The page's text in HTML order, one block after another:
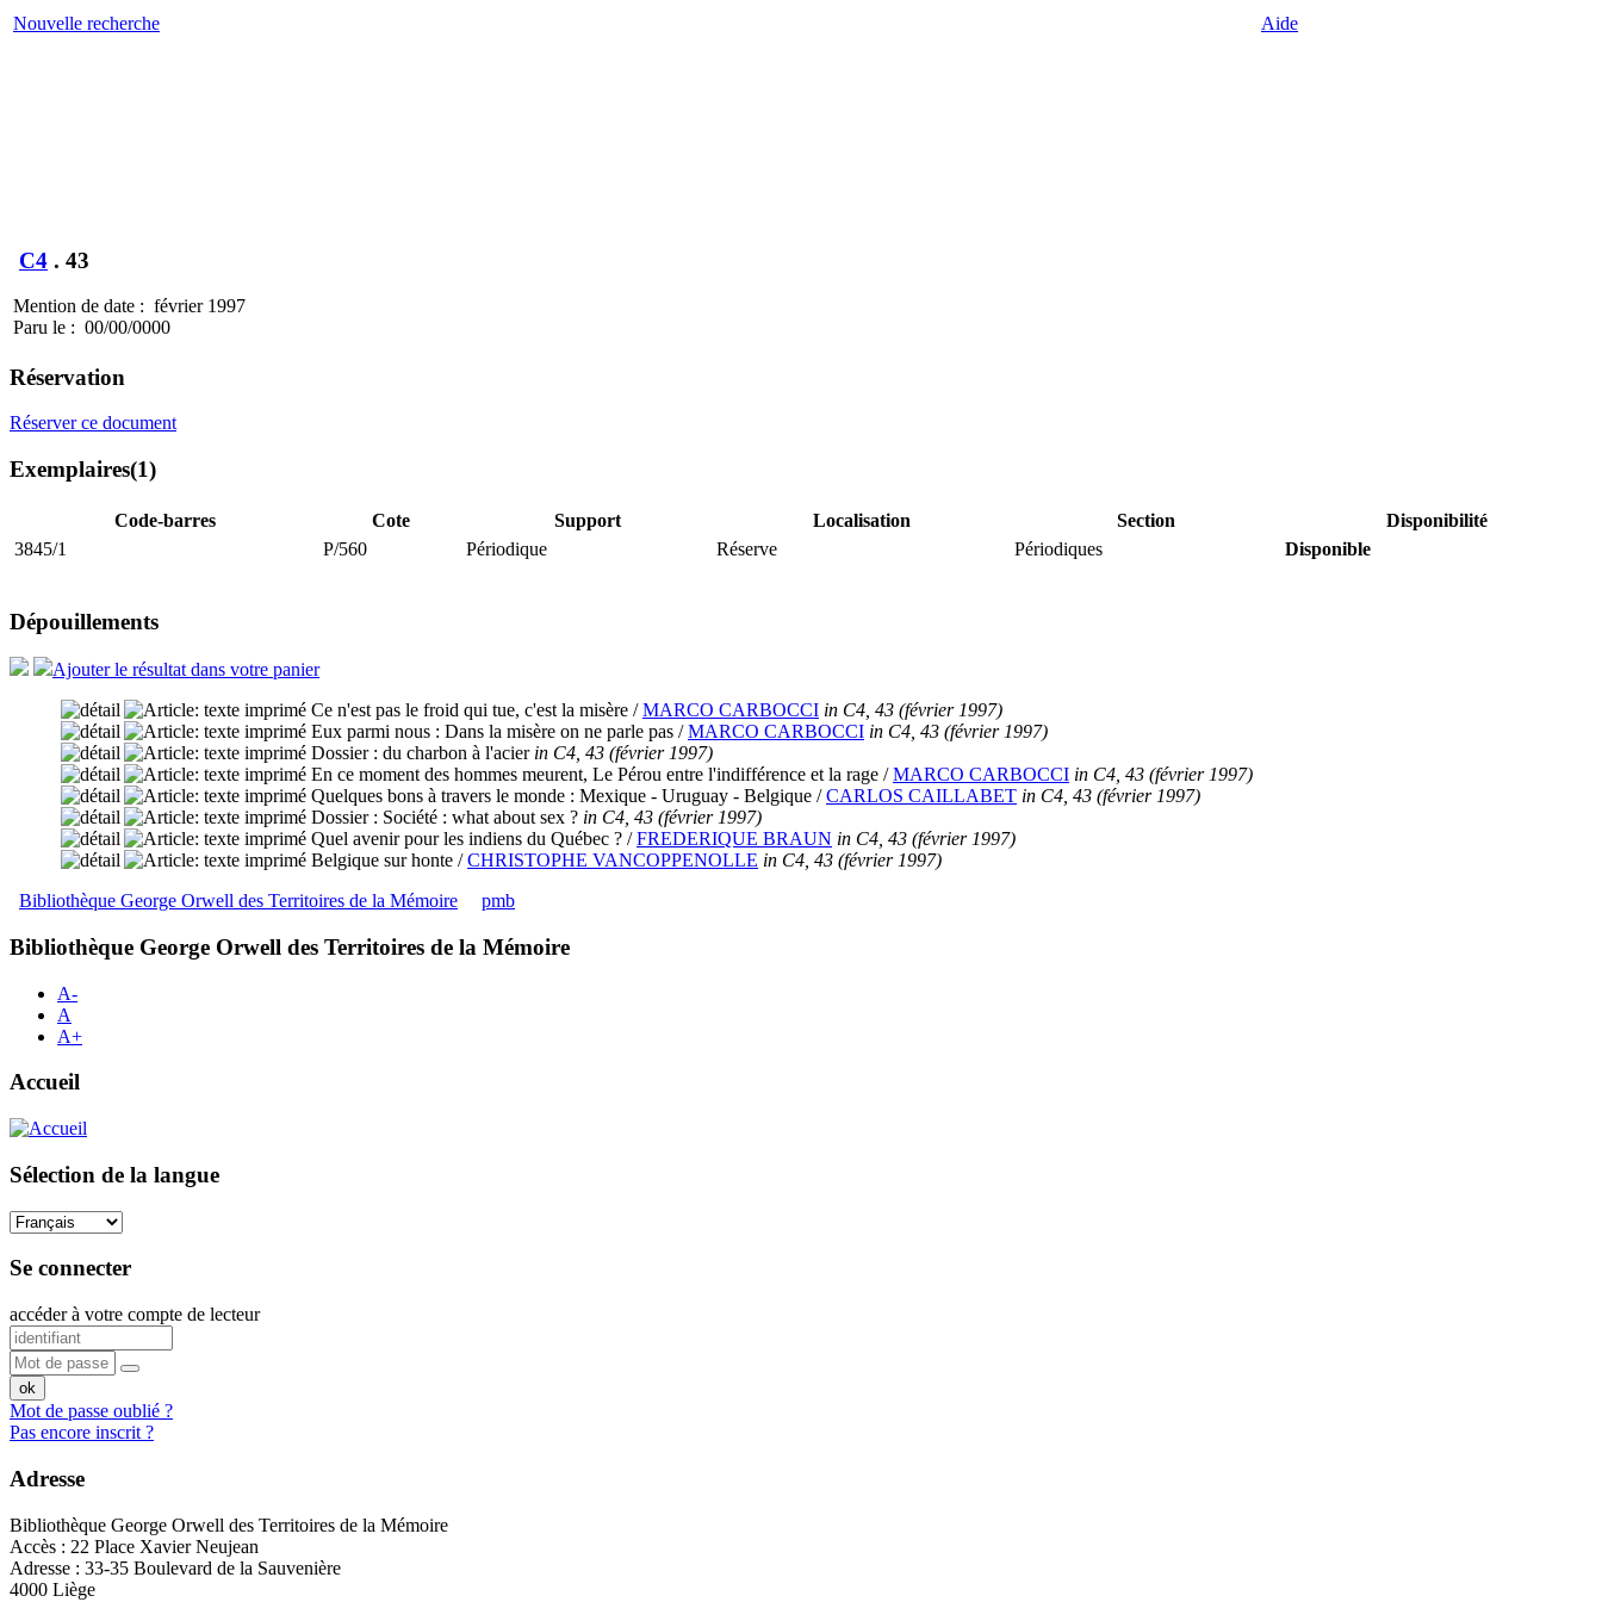
Nouvelle recherche Aide
C4 . 43
Mention de date : février 1997
Paru le : 00/00/0000
Réservation
Réserver ce document
Exemplaires(1)
Code-barres Cote Support Localisation Section
Disponibilité
3845/1
P/560 Périodique Réserve Périodiques Disponible
Dépouillements
Ajouter le résultat dans votre panier
Ce n'est pas le froid qui tue, c'est la misère /MARCO CARBOCCI in C4, 43 (février 1997)
Eux parmi nous : Dans la misère on ne parle pas /MARCO CARBOCCI in C4, 43 (février 1997)
Dossier : du charbon à l'acier in C4, 43 (février 1997)
En ce moment des hommes meurent, Le Pérou entre l'indifférence et la rage /MARCO CARBOCCI in C4, 43 (février 1997)
Quelques bons à travers le monde : Mexique - Uruguay - Belgique /CARLOS CAILLABET in C4, 43 (février 1997)
Dossier : Société : what about sex ? in C4, 43 (février 1997)
Quel avenir pour les indiens du Québec ? /FREDERIQUE BRAUN in C4, 43 (février 1997)
Belgique sur honte /CHRISTOPHE VANCOPPENOLLE in C4, 43 (février 1997)
Bibliothèque George Orwell des Territoires de la Mémoire
pmb
Bibliothèque George Orwell des Territoires de la Mémoire
A-
A
A+
Accueil
Sélection de la langue
Se connecter
accéder à votre compte de lecteur
Mot de passe oublié ?
Pas encore inscrit ?
Adresse
Bibliothèque George Orwell des Territoires de la Mémoire
Accès : 22 Place Xavier Neujean
Adresse : 33-35 Boulevard de la Sauvenière
4000 Liège